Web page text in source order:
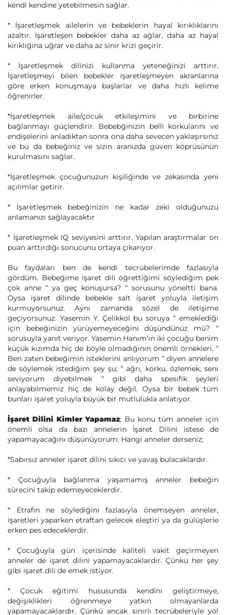
kendi kendine yetebilmesin sağlar.
* İşaretleşmek ailelerin ve bebeklerin hayal kırıklıklarını
azaltır. İşaretleşen bebekler daha az ağlar, daha az hayal
kırıklığına uğrar ve daha az sinir krizi geçirir.
* İşaretleşmek dilinizi kullanma yeteneğinizi arttırır.
İşaretleşmeyi bilen bebekler işaretleşmeyen akranlarına
göre erken konuşmaya başlarlar ve daha hızlı kelime
öğrenirler.
*İşaretleşmek aile/çocuk etkileşimini ve birbirine
bağlanmayı güçlendirir. Bebebğinizin belli korkularını ve
endişelerini anladıktan sonra ona daha sevecen yaklaşırsınız
ve bu da bebeğiniz ve sizin aranızda güven köprüsünün
kurulmasını sağlar.
*İşaretleşmek çocuğunuzun kişiliğinde ve zekasında yeni
açılımlar getirir.
* İşaretleşmek bebeğinizin ne kadar zeki olduğunuzu
anlamanızı sağlayacaktır
* İşaretleşmek IQ seviyesini arttırır. Yapılan araştırmalar on
puan arttırdığı sonucunu ortaya çıkarıyor.
Bu faydaları ben de kendi tecrübelerimde fazlasıyla
gördüm. Bebeğime işaret dili öğrettiğimi söylediğim pek
çok anne “ ya geç konuşursa? “ sorusunu yöneltti bana.
Oysa işaret dilinde bebekle salt işaret yoluyla iletişim
kurmuyorsunuz. Aynı zamanda sözel de iletişime
geçiyorsunuz. Yasemin Y. Çelikkol bu soruya “ emeklediği
için bebeğinizin yürüyemeyeceğini düşündünüz mü? “
sorusuyla yanıt veriyor. Yasemin Hanım’ın iki çocuğu benim
küçük kızımda hiç de böyle olmadığının önemli örnekleri. “
Ben zaten bebeğimin isteklerini anlıyorum “ diyen annelere
de söylemek istediğim şey şu; “ ağrı, korku, özlemek, seni
seviyorum diyebilmek “ gibi daha spesifik şeyleri
anlayabilmemiz hiç de kolay değil. Oysa bir bebek tüm
bunları işaret yoluyla büyük bir mutlulukla anlatıyor.
İşaret Dilini Kimler Yapamaz; Bu konu tüm anneler için
önemli olsa da bazı annelerin İşaret Dilini istese de
yapamayacağını düşünüyorum. Hangi anneler derseniz;
*Sabırsız anneler işaret dilini sıkıcı ve yavaş bulacaklardır.
* Çocuğuyla bağlanma yaşamamış anneler bebeğin
sürecini takip edemeyeceklerdir.
* Etrafın ne söylediğini fazlasıyla önemseyen anneler,
işaretleri yaparken etraftan gelecek eleştiri ya da gülüşlerle
erken pes edeceklerdir.
* Çocuğuyla gün içerisinde kaliteli vakit geçirmeyen
anneler de işaret dilini yapamayacaklardır. Çünkü her şey
gibi işaret dili de emek istiyor.
* Çocuk eğitimi hususunda kendini geliştirmeye,
değişiklikleri öğrenmeye yatkın olmayanlarda
yapamayacaklardır. Çünkü ancak sınırlı tecrübeleriyle yol